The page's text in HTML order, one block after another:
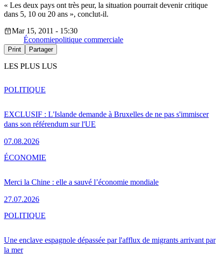
« Les deux pays ont très peur, la situation pourrait devenir critique
dans 5, 10 ou 20 ans », conclut-il.
Mar 15, 2011 - 15:30
Économiepolitique commerciale
Print Partager
LES PLUS LUS
EXCLUSIF : L'Islande demande à Bruxelles de ne pas s'immiscer
dans son référendum sur l'UE
07.08.2026
POLITIQUE
Merci la Chine : elle a sauvé l’économie mondiale
27.07.2026
ÉCONOMIE
Une enclave espagnole dépassée par l'afflux de migrants arrivant par
la mer
POLITIQUE